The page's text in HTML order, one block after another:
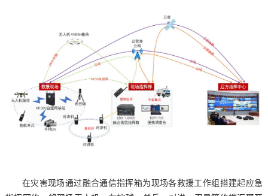
在灾害现场通过融合通信指挥箱为现场各救援工作组搭建起应急